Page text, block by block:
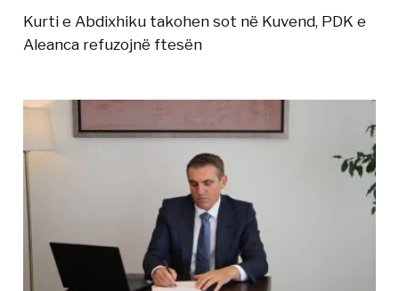
Kurti e Abdixhiku takohen sot në Kuvend, PDK e
Aleanca refuzojnë ftesën